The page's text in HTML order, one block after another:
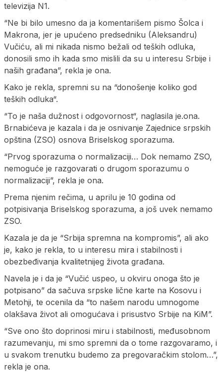
televizija N1.
“Ne bi bilo umesno da ja komentarišem pismo Šolca i
Makrona, jer je upućeno predsedniku (Aleksandru)
Vučiću, ali mi nikada nismo bežali od teških odluka,
donosili smo ih kada smo mislili da su u interesu Srbije i
naših građana”, rekla je ona.
Kako je rekla, spremni su na “donošenje koliko god
teških odluka“.
“To je naša dužnost i odgovornost“, naglasila je.ona.
Brnabićeva je kazala i da je osnivanje Zajednice srpskih
opština (ZSO) osnova Briselskog sporazuma.
“Prvog sporazuma o normalizaciji… Dok nemamo ZSO,
nemoguće je razgovarati o drugom sporazumu o
normalizaciji”, rekla je ona.
Prema njenim rečima, u aprilu je 10 godina od
potpisivanja Briselskog sporazuma, a još uvek nemamo
ZSO.
Kazala je da je “Srbija spremna na kompromis”, ali ako
je, kako je rekla, to u interesu mira i stabilnosti i
obezbeđivanja kvalitetnijeg života građana.
Navela je i da je “Vučić uspeo, u okviru onoga što je
potpisano” da sačuva srpske lične karte na Kosovu i
Metohji, te ocenila da “to našem narodu umnogome
olakšava život ali omogućava i prisustvo Srbije na KiM”.
“Sve ono što doprinosi miru i stabilnosti, međusobnom
razumevanju, mi smo spremni da o tome razgovaramo, i
u svakom trenutku budemo za pregovaračkim stolom…”,
rekla je ona.